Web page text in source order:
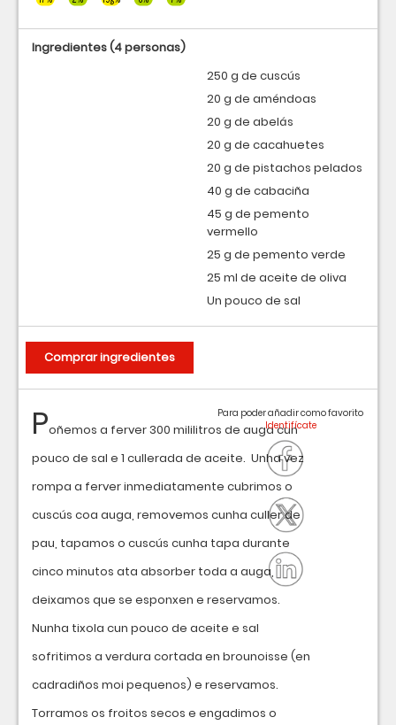
Poñemos a ferver 300 mililitros de auga cun
pouco de sal e 1 cullerada de aceite. Unha vez
rompa a ferver inmediatamente cubrimos o
cuscús coa auga, removemos cunha culler de
pau, tapamos o cuscús cunha tapa durante
cinco minutos ata absorber toda a auga,
deixamos que se esponxen e reservamos.
Nunha tixola cun pouco de aceite e sal
sofritimos a verdura cortada en brounoisse (en
cadradiños moi pequenos) e reservamos.
Torramos os froitos secos e engadimos o
Para poder añadir como favorito
Ingredientes(4 personas)
250 g de cuscús
20 g de améndoas
20 g de abelás
20 g de cacahuetes
20 g de pistachos pelados
40 g de cabaciña
45 g de pemento
vermello
25 g de pemento verde
25 ml de aceite de oliva
Un pouco de sal
Comprar ingredientes